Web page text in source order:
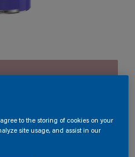
to the storing of cookies on your
site usage, and assist in our